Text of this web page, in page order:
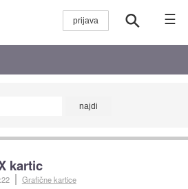
☰
kartic
Grafične kartice